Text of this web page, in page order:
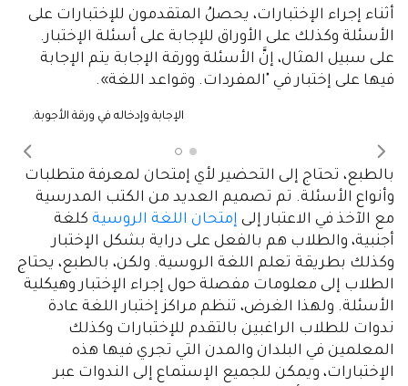
السفر أو بطاقة الهوية الشخصية، والقاموس "الورقي"
ثنائي اللغة أو قاموس توضيحي (بحسب كل مستوى)،
وإحضار قلم معهم للإجابة على الأسئلة.
الإلكترونية. وكذلك فإنه لا يُسمحُ بإستخدام الهواتف
والأجهزة اللوحية الإلكترونية، والهواتف الذكية، والساعات
الذكية، والقواميس الإلكترونية وغيرها من المعدات
والأجهزة الأخرى.
أثناء إجراء الإختبارات، يحصلُ المتقدمون للإختبارات على
الأسئلة وكذلك على الأوراق للإجابة على أسئلة الإختبار.
على سبيل المثال، إنَّ الأسئلة وورقة الإجابة يتم الإجابة
فيها على إختبار في "المفردات. وقواعد اللغة».